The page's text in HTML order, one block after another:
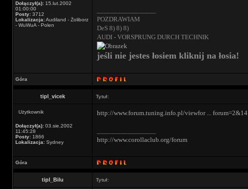
Dołączył(a): 15.lut.2002
01:00:00
Posty: 3712
Lokalizacja:Audiland - Żoliborz
- WuWuA - Polen
POZDRAWIAM
DeS 8) 8) 8)
AUDI - VORSPRUNG DURCH TECHNIK
jeśli nie jestes łosiem kliknij na łosia!
Góra
tipl_vicek Tytuł:
Użytkownik
Dołączył(a): 03.sie.2002
11:45:28
Posty: 1866
Lokalizacja: Sydney
http://www.forum.tuning.info.pl/viewfor ... forum=2&14
http://www.corollaclub.org/forum
Góra
tipl_Bilu Tytuł: